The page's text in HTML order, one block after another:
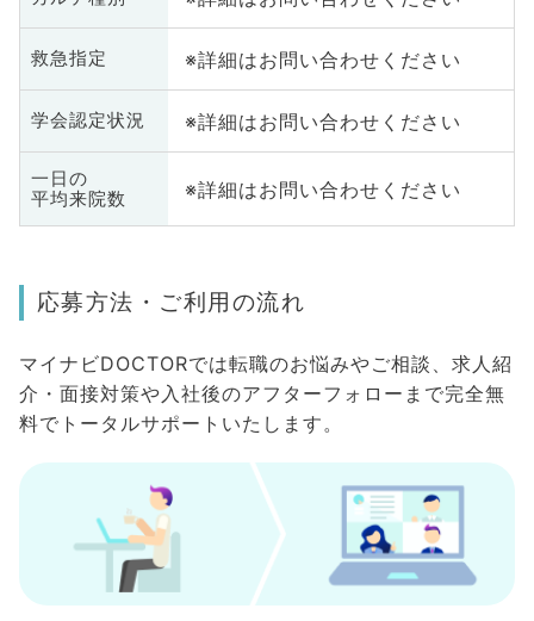
救急指定 ※詳細はお問い合わせください
学会認定状況 ※詳細はお問い合わせください
一日の
平均来院数
※詳細はお問い合わせください
応募方法・ご利用の流れ
マイナビDOCTORでは転職のお悩みやご相談、求人紹
介・面接対策や入社後のアフターフォローまで完全無
料でトータルサポートいたします。